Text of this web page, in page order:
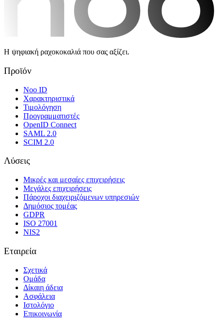
Η ψηφιακή ραχοκοκαλιά που σας αξίζει.
Προϊόν
Noo ID
Χαρακτηριστικά
Τιμολόγηση
Προγραμματιστές
OpenID Connect
SAML 2.0
SCIM 2.0
Λύσεις
Μικρές και μεσαίες επιχειρήσεις
Μεγάλες επιχειρήσεις
Πάροχοι διαχειριζόμενων υπηρεσιών
Δημόσιος τομέας
GDPR
ISO 27001
NIS2
Εταιρεία
Σχετικά
Ομάδα
Δίκαιη άδεια
Ασφάλεια
Ιστολόγιο
Επικοινωνία